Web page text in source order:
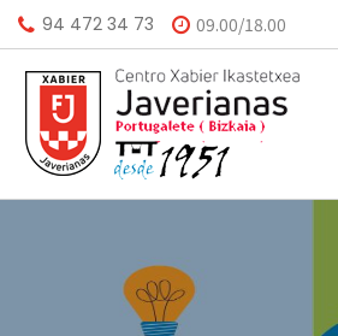
94 472 34 73 09.00/18.00